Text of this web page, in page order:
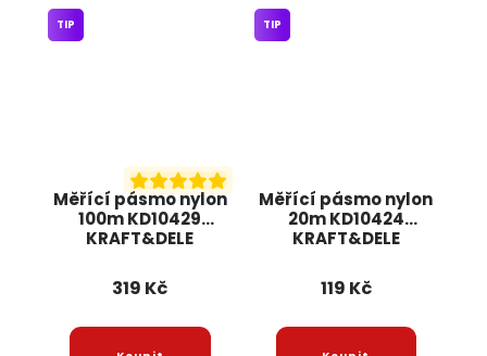
Měřící pásmo nylon
100m KD10429
KRAFT&DELE
TIP
319 Kč
Měřící pásmo nylon
20m KD10424
KRAFT&DELE
TIP
119 Kč